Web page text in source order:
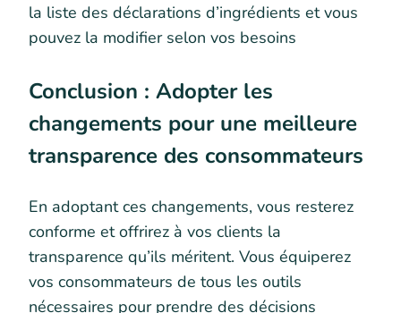
la liste des déclarations d’ingrédients et vous
pouvez la modifier selon vos besoins
Conclusion : Adopter les
changements pour une meilleure
transparence des consommateurs
En adoptant ces changements, vous resterez
conforme et offrirez à vos clients la
transparence qu’ils méritent. Vous équiperez
vos consommateurs de tous les outils
nécessaires pour prendre des décisions